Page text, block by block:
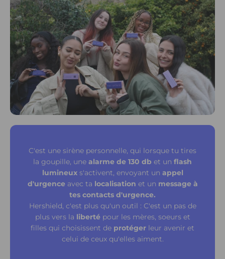
C'est une sirène personnelle, qui lorsque tu tires
la goupille, une alarme de 130 db et un flash
lumineux s'activent, envoyant un appel
d'urgenceavec ta localisation et un message à
tes contacts d'urgence.
Hershield, c'est plus qu'un outil : C'est un pas de
plus vers la libertépour les mères, soeurs et
filles qui choisissent de protéger leur avenir et
celui de ceux qu'elles aiment.